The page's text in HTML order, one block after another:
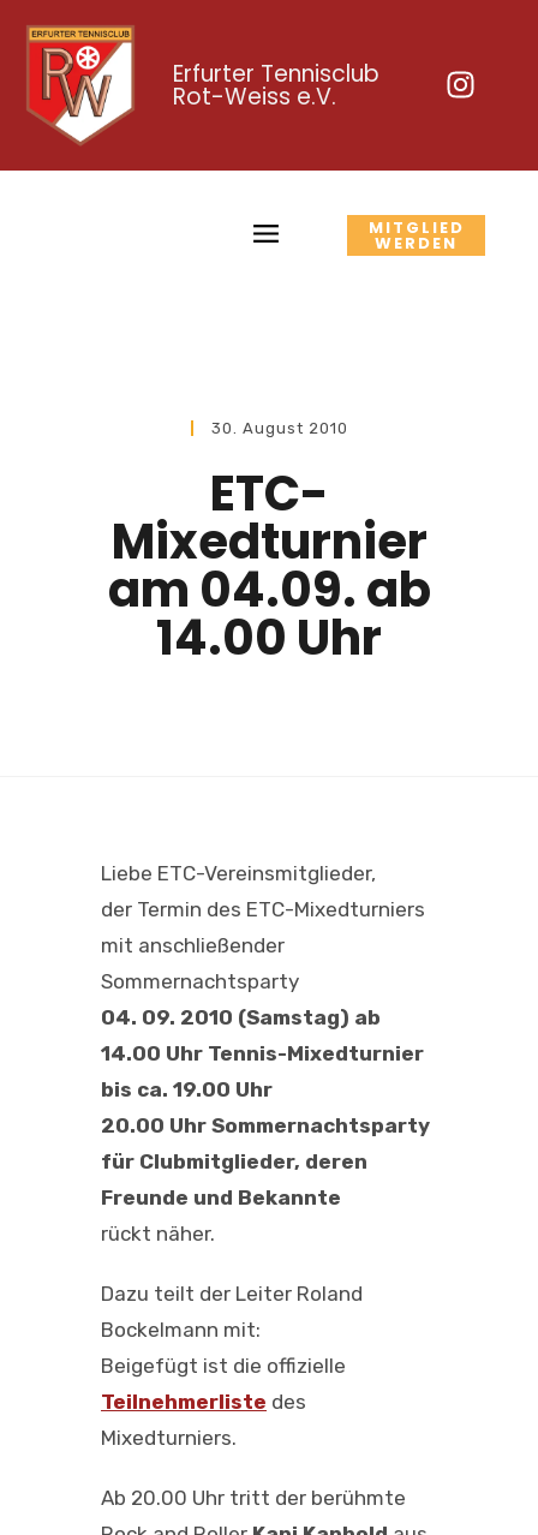
Erfurter Tennisclub
Rot-Weiss e.V.
MITGLIED
WERDEN
30. August 2010
ETC-
Mixedturnier
am 04.09. ab
14.00 Uhr
Liebe ETC-Vereinsmitglieder,
der Termin des ETC-Mixedturniers
mit anschließender
Sommernachtsparty
04. 09. 2010 (Samstag) ab
14.00 Uhr Tennis-Mixedturnier
bis ca. 19.00 Uhr
20.00 Uhr Sommernachtsparty
für Clubmitglieder, deren
Freunde und Bekannte
rückt näher.
Dazu teilt der Leiter Roland
Bockelmann mit:
Beigefügt ist die offizielle
Teilnehmerliste des
Mixedturniers.
Ab 20.00 Uhr tritt der berühmte